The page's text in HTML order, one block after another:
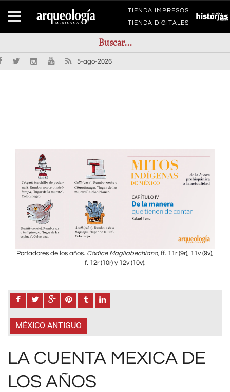
TIENDA IMPRESOS
TIENDA DIGITALES
5-ago-2026
Portadores de los años. Códice Magliabechiano, ff. 11r (9r), 11v (9v),
f. 12r (10r) y 12v (10v).
MÉXICO ANTIGUO
LA CUENTA MEXICA DE
LOS AÑOS